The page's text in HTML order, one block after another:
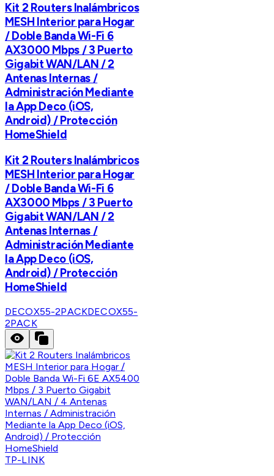
Kit 2 Routers Inalámbricos
MESH Interior para Hogar
/ Doble Banda Wi-Fi 6
AX3000 Mbps / 3 Puerto
Gigabit WAN/LAN / 2
Antenas Internas /
Administración Mediante
la App Deco (iOS,
Android) / Protección
HomeShield
Kit 2 Routers Inalámbricos
MESH Interior para Hogar
/ Doble Banda Wi-Fi 6
AX3000 Mbps / 3 Puerto
Gigabit WAN/LAN / 2
Antenas Internas /
Administración Mediante
la App Deco (iOS,
Android) / Protección
HomeShield
DECOX55-2PACKDECOX55-
2PACK
TP-LINK